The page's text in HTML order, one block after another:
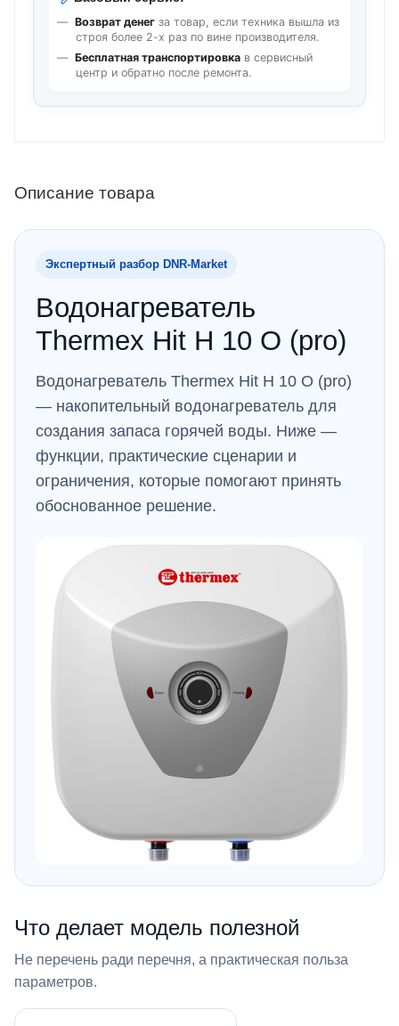
Возврат денег за товар, если техника вышла из
строя более 2-х раз по вине производителя.
Бесплатная транспортировка в сервисный
центр и обратно после ремонта.
Описание товара
Экспертный разбор DNR‑Market
Водонагреватель
Thermex Hit H 10 O (pro)
Водонагреватель Thermex Hit H 10 O (pro)
— накопительный водонагреватель для
создания запаса горячей воды. Ниже —
функции, практические сценарии и
ограничения, которые помогают принять
обоснованное решение.
Что делает модель полезной
Не перечень ради перечня, а практическая польза
параметров.